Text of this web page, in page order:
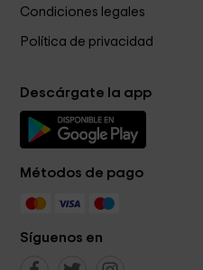
Condiciones legales
Política de privacidad
Descárgate la app
Métodos de pago
Síguenos en